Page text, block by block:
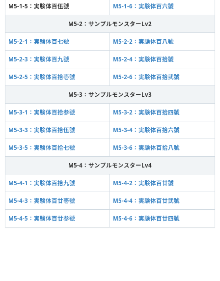
M5-1-5：実験体百伍號 M5-1-6：実験体百六號
M5-2：サンプルモンスターLv2
M5-2-1：実験体百七號 M5-2-2：実験体百八號
M5-2-3：実験体百九號 M5-2-4：実験体百拾號
M5-2-5：実験体百拾壱號 M5-2-6：実験体百拾弐號
M5-3：サンプルモンスターLv3
M5-3-1：実験体百拾参號 M5-3-2：実験体百拾四號
M5-3-3：実験体百拾伍號 M5-3-4：実験体百拾六號
M5-3-5：実験体百拾七號 M5-3-6：実験体百拾八號
M5-4：サンプルモンスターLv4
M5-4-1：実験体百拾九號 M5-4-2：実験体百廿號
M5-4-3：実験体百廿壱號 M5-4-4：実験体百廿弐號
M5-4-5：実験体百廿参號 M5-4-6：実験体百廿四號